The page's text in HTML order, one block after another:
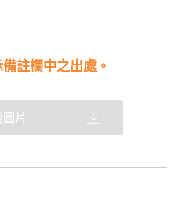
註欄中之出處。
片